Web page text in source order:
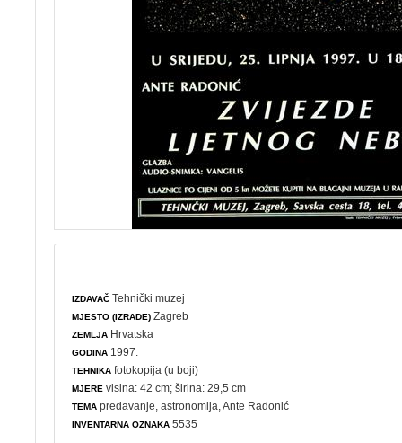
IZDAVAČ Tehnički muzej
MJESTO (IZRADE) Zagreb
ZEMLJA Hrvatska
GODINA 1997.
TEHNIKA fotokopija (u boji)
MJERE visina: 42 cm; širina: 29,5 cm
TEMA predavanje ,astronomija , Ante Radonić
INVENTARNA OZNAKA 5535